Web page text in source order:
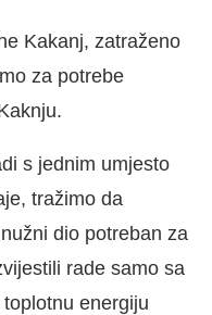
Kakanj, zatraženo
za potrebe
s jednim umjesto
tražimo da
dio potreban za
rade samo sa
energiju